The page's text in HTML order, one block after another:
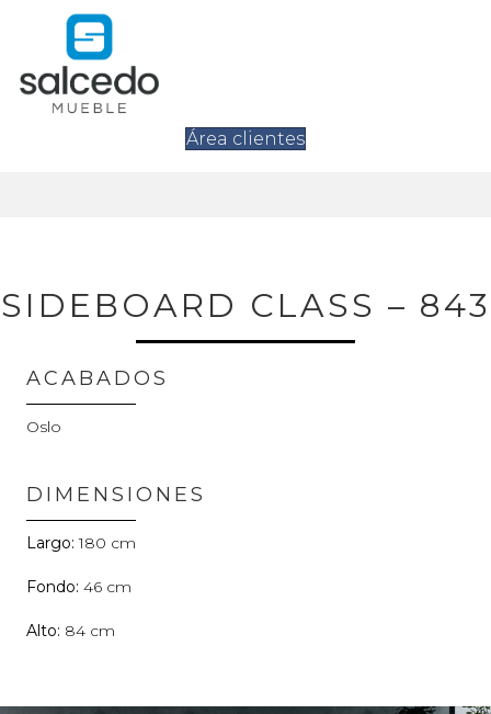
Área clientes
SIDEBOARD CLASS – 843
ACABADOS
Oslo
DIMENSIONES
180
46
84